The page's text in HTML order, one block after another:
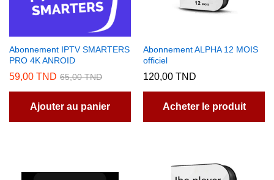
page
Abonnement IPTV SMARTERS
PRO 4K ANROID
59,00 TND 65,00TND
Ajouter au panier
Abonnement ALPHA 12 MOIS
officiel
120,00 TND
Acheter le produit